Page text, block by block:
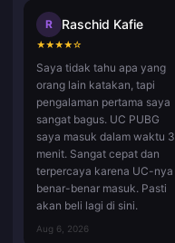
R Raschid Kafie
★★★★☆
Saya tidak tahu apa yang
orang lain katakan, tapi
pengalaman pertama saya
sangat bagus. UC PUBG
saya masuk dalam waktu 3
menit. Sangat cepat dan
terpercaya karena UC-nya
benar-benar masuk. Pasti
akan beli lagi di sini.
Aug 6, 2026